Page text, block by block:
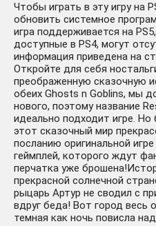
Чтобы играть в эту игру на
обновить системное
игра поддерживается на
доступные в PS4, могут
информация приведена на
Откройте для себя
преображенную сказочную
обеих Ghosts n Goblins, мы
нового, поэтому название
идеально подходит игре.
этот сказочный мир
посланию оригинальной
геймплей, которого ждут
перчатка уже
прекрасной солнечной
рыцарь Артур не сводил с
вдруг беда! Вот город весь
темная как ночь повисла